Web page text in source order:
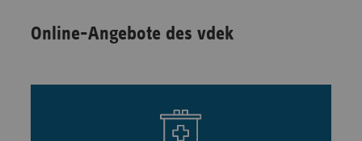
Online-Angebote des vdek